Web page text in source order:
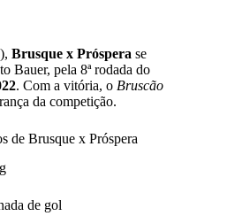
Brusque x Próspera se
Bauer, pela 8ª rodada do
. Com a vitória, o Bruscão
da competição.
de Brusque x Próspera
de gol